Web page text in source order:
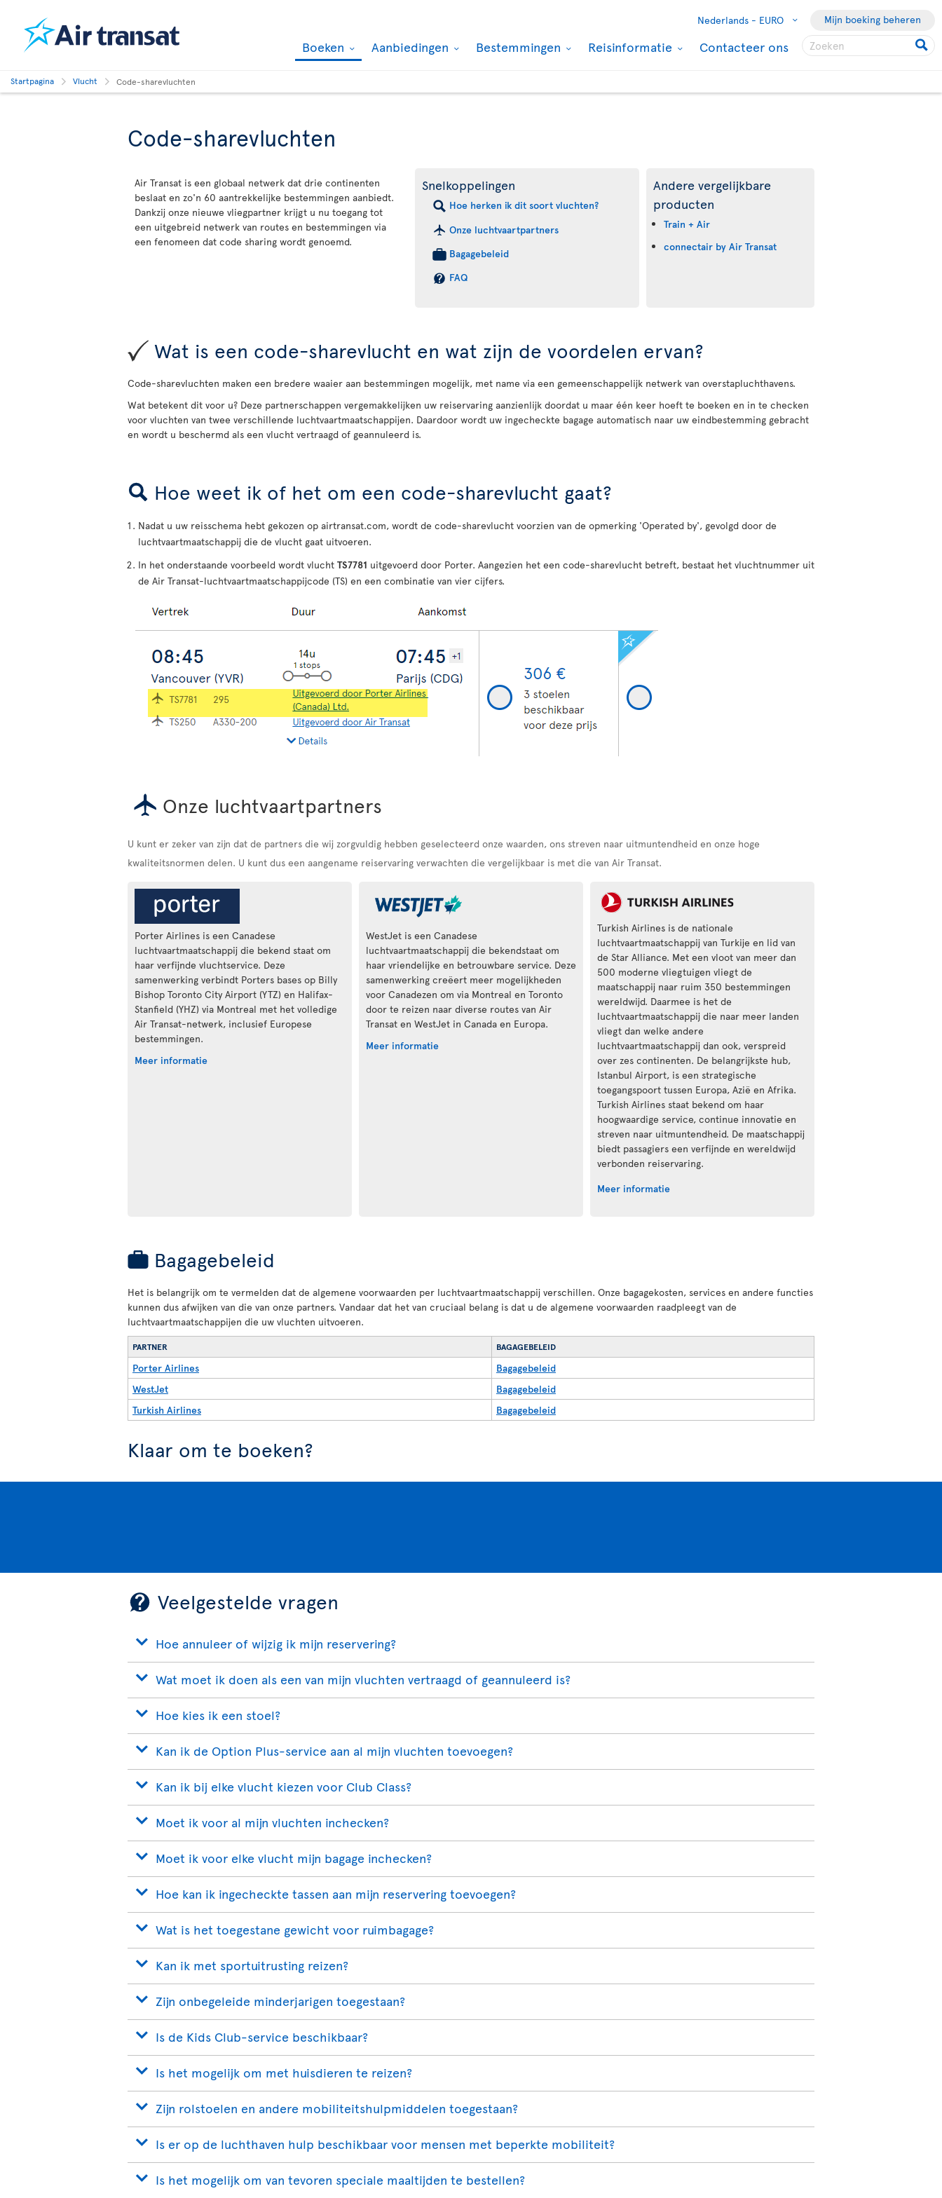
Nederlands - EURO Mijn boeking beheren
Boeken Aanbiedingen Bestemmingen Reisinformatie Contacteer ons
Startpagina Vlucht Code-sharevluchten
Code-sharevluchten
Air Transat is een globaal netwerk dat drie continenten
beslaat en zo'n 60 aantrekkelijke bestemmingen aanbiedt.
Dankzij onze nieuwe vliegpartner krijgt u nu toegang tot
een uitgebreid netwerk van routes en bestemmingen via
een fenomeen dat code sharing wordt genoemd.
Snelkoppelingen
Hoe herken ik dit soort vluchten?
Onze luchtvaartpartners
Bagagebeleid
FAQ
Andere vergelijkbare
producten
Train + Air
connectair by Air Transat
Wat is een code-sharevlucht en wat zijn de voordelen ervan?
Code-sharevluchten maken een bredere waaier aan bestemmingen mogelijk, met name via een gemeenschappelijk netwerk van overstapluchthavens.
Wat betekent dit voor u? Deze partnerschappen vergemakkelijken uw reiservaring aanzienlijk doordat u maar één keer hoeft te boeken en in te checken
voor vluchten van twee verschillende luchtvaartmaatschappijen. Daardoor wordt uw ingecheckte bagage automatisch naar uw eindbestemming gebracht
en wordt u beschermd als een vlucht vertraagd of geannuleerd is.
Hoe weet ik of het om een code-sharevlucht gaat?
Nadat u uw reisschema hebt gekozen op airtransat.com, wordt de code-sharevlucht voorzien van de opmerking 'Operated by', gevolgd door de
luchtvaartmaatschappij die de vlucht gaat uitvoeren.
In het onderstaande voorbeeld wordt vlucht TS7781 uitgevoerd door Porter. Aangezien het een code-sharevlucht betreft, bestaat het vluchtnummer uit
de Air Transat-luchtvaartmaatschappijcode (TS) en een combinatie van vier cijfers.
Onze luchtvaartpartners
U kunt er zeker van zijn dat de partners die wij zorgvuldig hebben geselecteerd onze waarden, ons streven naar uitmuntendheid en onze hoge
kwaliteitsnormen delen. U kunt dus een aangename reiservaring verwachten die vergelijkbaar is met die van Air Transat.
Porter Airlines is een Canadese
luchtvaartmaatschappij die bekend staat om
haar verfijnde vluchtservice. Deze
samenwerking verbindt Porters bases op Billy
Bishop Toronto City Airport (YTZ) en Halifax-
Stanfield (YHZ) via Montreal met het volledige
Air Transat-netwerk, inclusief Europese
bestemmingen.
Meer informatie
WestJet is een Canadese
luchtvaartmaatschappij die bekendstaat om
haar vriendelijke en betrouwbare service. Deze
samenwerking creëert meer mogelijkheden
voor Canadezen om via Montreal en Toronto
door te reizen naar diverse routes van Air
Transat en WestJet in Canada en Europa.
Meer informatie
Turkish Airlines is de nationale
luchtvaartmaatschappij van Turkije en lid van
de Star Alliance. Met een vloot van meer dan
500 moderne vliegtuigen vliegt de
maatschappij naar ruim 350 bestemmingen
wereldwijd. Daarmee is het de
luchtvaartmaatschappij die naar meer landen
vliegt dan welke andere
luchtvaartmaatschappij dan ook, verspreid
over zes continenten. De belangrijkste hub,
Istanbul Airport, is een strategische
toegangspoort tussen Europa, Azië en Afrika.
Turkish Airlines staat bekend om haar
hoogwaardige service, continue innovatie en
streven naar uitmuntendheid. De maatschappij
biedt passagiers een verfijnde en wereldwijd
verbonden reiservaring.
Meer informatie
Bagagebeleid
Het is belangrijk om te vermelden dat de algemene voorwaarden per luchtvaartmaatschappij verschillen. Onze bagagekosten, services en andere functies
kunnen dus afwijken van die van onze partners. Vandaar dat het van cruciaal belang is dat u de algemene voorwaarden raadpleegt van de
luchtvaartmaatschappijen die uw vluchten uitvoeren.
PARTNER BAGAGEBELEID
Porter Airlines
Bagagebeleid
WestJet
Bagagebeleid
Turkish Airlines
Bagagebeleid
Klaar om te boeken?
Veelgestelde vragen
Hoe annuleer of wijzig ik mijn reservering?
Wat moet ik doen als een van mijn vluchten vertraagd of geannuleerd is?
Hoe kies ik een stoel?
Kan ik de Option Plus-service aan al mijn vluchten toevoegen?
Kan ik bij elke vlucht kiezen voor Club Class?
Moet ik voor al mijn vluchten inchecken?
Moet ik voor elke vlucht mijn bagage inchecken?
Hoe kan ik ingecheckte tassen aan mijn reservering toevoegen?
Wat is het toegestane gewicht voor ruimbagage?
Kan ik met sportuitrusting reizen?
Zijn onbegeleide minderjarigen toegestaan?
Is de Kids Club-service beschikbaar?
Is het mogelijk om met huisdieren te reizen?
Zijn rolstoelen en andere mobiliteitshulpmiddelen toegestaan?
Is er op de luchthaven hulp beschikbaar voor mensen met beperkte mobiliteit?
Is het mogelijk om van tevoren speciale maaltijden te bestellen?